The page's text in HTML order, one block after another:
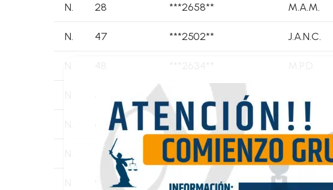
N. 28 ***2658** M.A.M.
N. 47 ***2502** J.A.N.C.
***8396**
***7640** L.C.C.
72 ***3726** D.R.D.
***5542** I.C.O.Q.